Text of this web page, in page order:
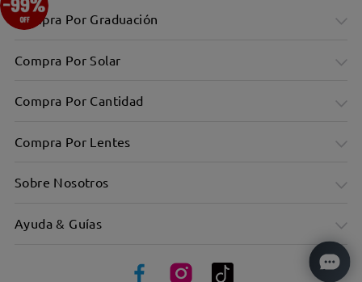
Compra Por Graduación
Compra Por Solar
Compra Por Cantidad
Compra Por Lentes
Sobre Nosotros
Ayuda & Guías